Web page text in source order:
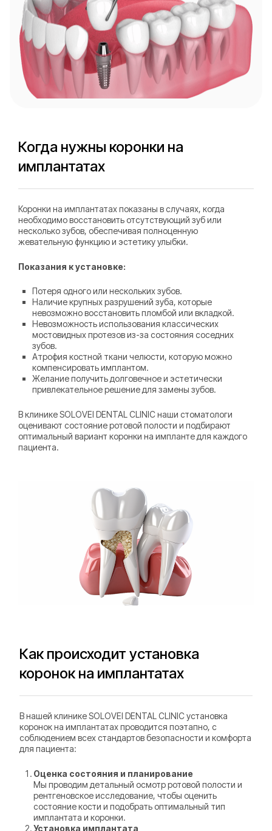
Когда нужны коронки на
имплантатах
Коронки на имплантатах показаны в случаях, когда
необходимо восстановить отсутствующий зуб или
несколько зубов, обеспечивая полноценную
жевательную функцию и эстетику улыбки.
Показания к установке:
Потеря одного или нескольких зубов.
Наличие крупных разрушений зуба, которые
невозможно восстановить пломбой или вкладкой.
Невозможность использования классических
мостовидных протезов из-за состояния соседних
зубов.
Атрофия костной ткани челюсти, которую можно
компенсировать имплантом.
Желание получить долговечное и эстетически
привлекательное решение для замены зубов.
В клинике SOLOVEI DENTAL CLINIC наши стоматологи
оценивают состояние ротовой полости и подбирают
оптимальный вариант коронки на импланте для каждого
пациента.
Как происходит установка
коронок на имплантатах
В нашей клинике SOLOVEI DENTAL CLINIC установка
коронок на имплантатах проводится поэтапно, с
соблюдением всех стандартов безопасности и комфорта
для пациента:
Оценка состояния и планирование
Мы проводим детальный осмотр ротовой полости и
рентгеновское исследование, чтобы оценить
состояние кости и подобрать оптимальный тип
имплантата и коронки.
Установка имплантата